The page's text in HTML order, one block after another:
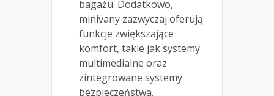
bagażu. Dodatkowo,
minivany zazwyczaj oferują
funkcje zwiększające
komfort, takie jak systemy
multimedialne oraz
zintegrowane systemy
bezpieczeństwa.